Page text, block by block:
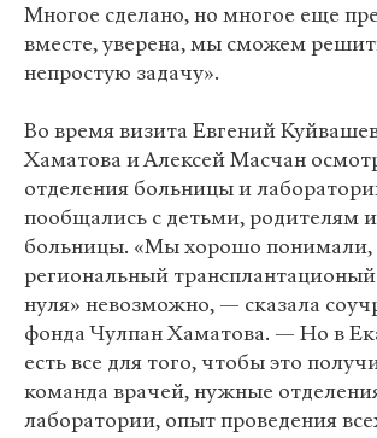
Многое сделано, но многое еще
вместе, уверена, мы сможем
непростую задачу».
Во время визита Евгений
Хаматова и Алексей Масчан
отделения больницы и
пообщались с детьми, родителям
больницы. «Мы хорошо понимали,
региональный трансплантационый
нуля» невозможно, — сказала
фонда Чулпан Хаматова. — Но в
есть все для того, чтобы это
команда врачей, нужные
лаборатории, опыт проведения